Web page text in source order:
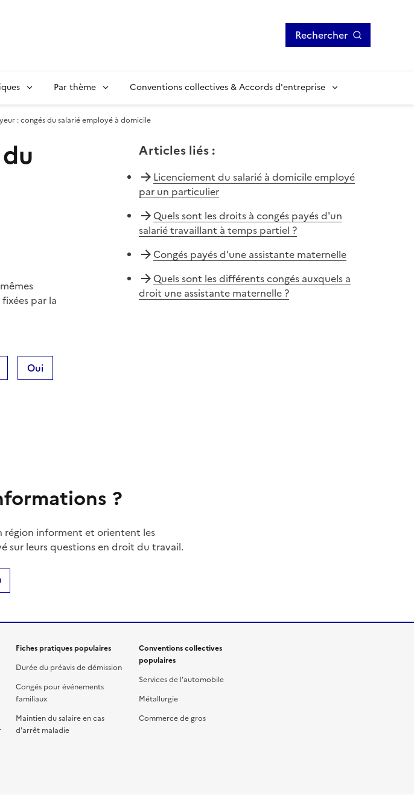
Rechercher
Par thème Conventions collectives & Accords d'entreprise
: congés du salarié employé à domicile
par la
Oui
Articles liés:
Licenciement du salarié à domicile employé
par un particulier
Quels sont les droits à congés payés d'un
salarié travaillant à temps partiel ?
Congés payés d'une assistante maternelle
Quels sont les différents congés auxquels a
droit une assistante maternelle ?
?
région informent et orientent les
sur leurs questions en droit du travail.
Fiches pratiques populaires
Durée du préavis de démission
Congés pour événements
familiaux
Maintien du salaire en cas
d'arrêt maladie
Conventions collectives
populaires
Services de l'automobile
Métallurgie
Commerce de gros